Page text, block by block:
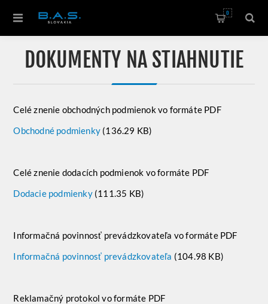
0
DOKUMENTY NA STIAHNUTIE
Celé znenie obchodných podmienok vo formáte PDF
Obchodné podmienky (136.29 KB)
Celé znenie dodacích podmienok vo formáte PDF
Dodacie podmienky(111.35 KB)
Informačná povinnosť prevádzkovateľa vo formáte PDF
Informačná povinnosť prevádzkovateľa (104.98 KB)
Reklamačný protokol vo formáte PDF